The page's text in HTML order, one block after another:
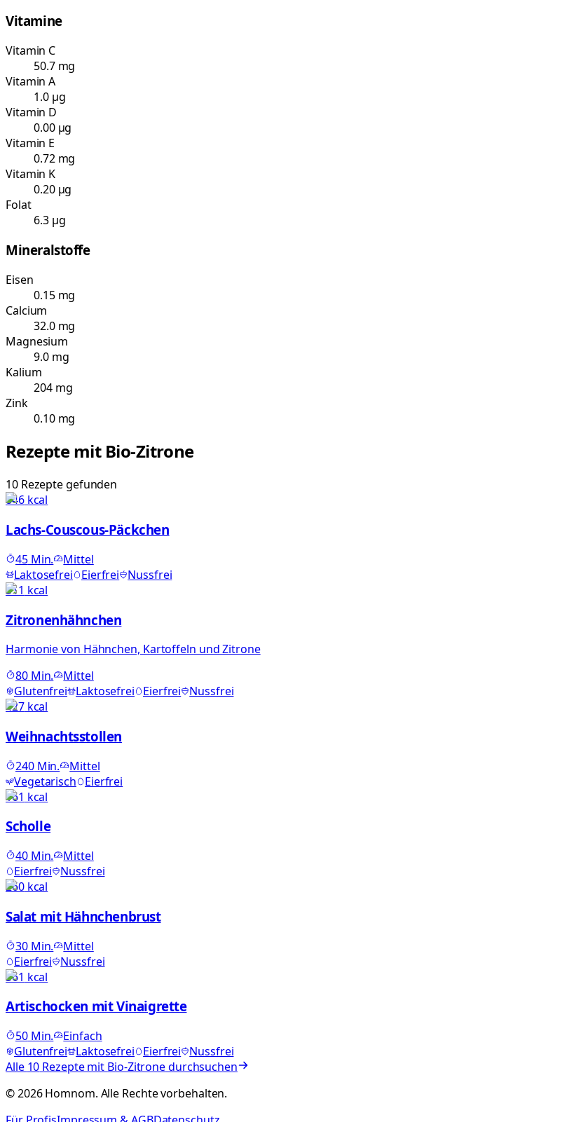
Vitamine
Vitamin C
50.7 mg
Vitamin A
1.0 µg
Vitamin D
0.00 µg
Vitamin E
0.72 mg
Vitamin K
0.20 µg
Folat
6.3 µg
Mineralstoffe
Eisen
0.15 mg
Calcium
32.0 mg
Magnesium
9.0 mg
Kalium
204 mg
Zink
0.10 mg
Rezepte mit Bio-Zitrone
10 Rezeptegefunden
846kcal
Lachs-Couscous-Päckchen
45Min.
Mittel
Laktosefrei
Eierfrei
Nussfrei
511 kcal
Zitronenhähnchen
Harmonie von Hähnchen, Kartoffeln und Zitrone
80Min.
Mittel
Glutenfrei Laktosefrei Eierfrei
Nussfrei
427kcal
Weihnachtsstollen
240Min.
Mittel
Vegetarisch
Eierfrei
161 kcal
Scholle
40Min.
Mittel
Eierfrei
Nussfrei
260kcal
Salat mit Hähnchenbrust
30Min.
Mittel
Eierfrei
Nussfrei
361 kcal
Artischocken mit Vinaigrette
50Min.
Einfach
Glutenfrei Laktosefrei Eierfrei
Nussfrei
Alle 10 Rezepte mit Bio-Zitronedurchsuchen
©2026Homnom. Alle Rechte vorbehalten.